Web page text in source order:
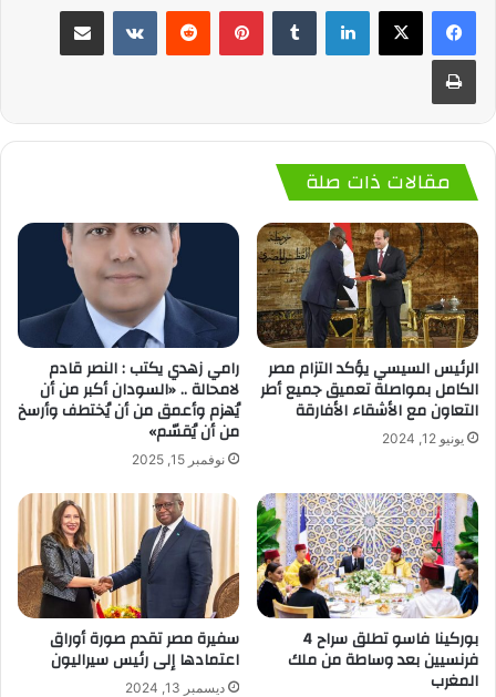
لينكدإن بينتيريست
مقالات ذات صلة
الرئيس السيسي يؤكد التزام مصر
الكامل بمواصلة تعميق جميع أطر
التعاون مع الأشقاء الأفارقة
يونيو 12, 2024
رامي زهدي يكتب : النصر قادم
لامحالة .. «السودان أكبر من أن
يُهزم وأعمق من أن يُختطف وأرسخ
من أن يُقسّم»
نوفمبر 15, 2025
بوركينا فاسو تطلق سراح 4
فرنسيين بعد وساطة من ملك
المغرب
سفيرة مصر تقدم صورة أوراق
اعتمادها إلى رئيس سيراليون
ديسمبر 13, 2024